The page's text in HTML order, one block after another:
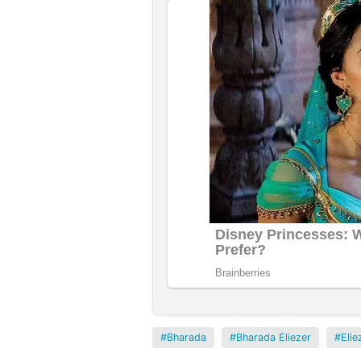
Bharada Bharada Eliezer